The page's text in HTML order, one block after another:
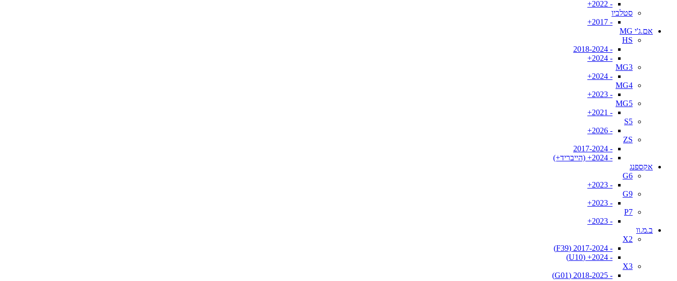
- 2022+
סטלביו
- 2017+
אם.ג'י MG
HS
- 2018-2024
- 2024+
MG3
- 2024+
MG4
- 2023+
MG5
- 2021+
S5
- 2026+
ZS
- 2017-2024
- 2024+ (הייבריד+)
אקספנג
G6
- 2023+
G9
- 2023+
P7
- 2023+
ב.מ.וו
X2
- 2017-2024 (F39)
- 2024+ (U10)
X3
- 2018-2025 (G01)